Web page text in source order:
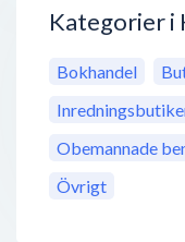
Kategorier i
Bokhandel
Obemannade
Övrigt